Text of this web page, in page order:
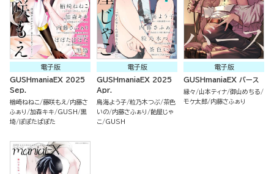
電子版
GUSHmaniaEX 2025
Sep.
楢崎ねねこ 藤咲もえ
内藤さ
ふぁり
加森キキ GUSH
黒
埼 ぽぽたぱぽた
電子版
GUSHmaniaEX 2025
Apr.
鳥海よう子 粒乃木つぶ 茶色
いの 内藤さふぁり
飴屋じゃ
こ
GUSH
電子版
GUSHmaniaEX バース
縁々 山本ティナ 御山めちる
モケ太郎 内藤さふぁり